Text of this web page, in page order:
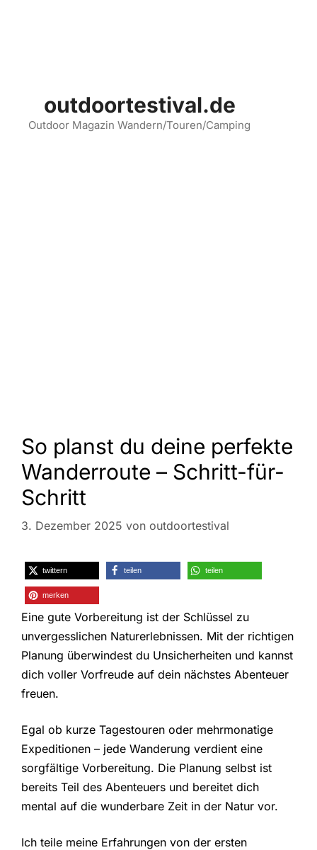
outdoortestival.de
Outdoor Magazin Wandern/Touren/Camping
So planst du deine perfekte
Wanderroute – Schritt-für-
Schritt
3. Dezember 2025 von outdoortestival
twittern teilen teilen
merken
Eine gute Vorbereitung ist der Schlüssel zu
unvergesslichen Naturerlebnissen. Mit der richtigen
Planung überwindest du Unsicherheiten und kannst
dich voller Vorfreude auf dein nächstes Abenteuer
freuen.
Egal ob kurze Tagestouren oder mehrmonatige
Expeditionen – jede Wanderung verdient eine
sorgfältige Vorbereitung. Die Planung selbst ist
bereits Teil des Abenteuers und bereitet dich
mental auf die wunderbare Zeit in der Natur vor.
Ich teile meine Erfahrungen von der ersten